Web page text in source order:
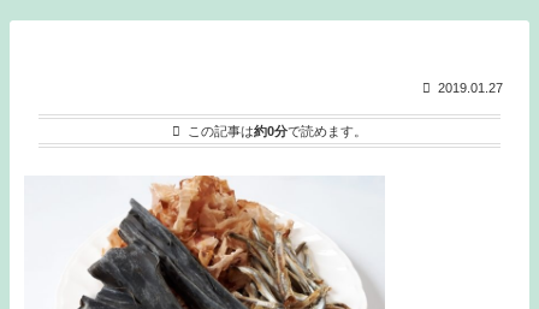
2019.01.27
この記事は約0分で読めます。